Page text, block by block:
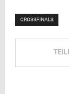
CROSSFINALS